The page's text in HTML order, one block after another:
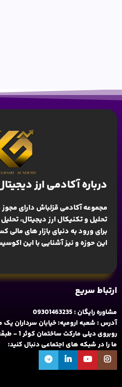
درباره آکادمی ارز
مجموعه آکادمی قزلباش دارای
تحلیل و تکنیکال ارز دیجیتال،
برای ورود به دنیای بازار های
این حوزه و نیز آشنایی با این
ارتباط سریع
مشاوره رایگان : 09301463235
آدرس : شعبه ارومیه: خیابان سرداران یک
روبروی دیلی مارکت ساختمان کوثر 1 - طبقه2 واحد 4
ما را در شبکه های اجتماعی دنبال کنید: